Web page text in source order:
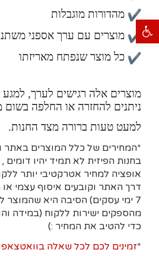
פתח סרגל נגישות
מהדורות מוגבלות
מוצרים עם ערך אספני
כל מוצר שנפתח מאריזתו
מוצרים אלה רגישים לערך, למגע
ניתנים להחזרה או החלפה בשום
למעט טעות ברורה מצד החנות.
*המחירים של כלל המוצרים באתר
בחנות הפיזית לא תמיד יהיו דומים
אופציה למחיר אטרקטיבי יותר
7 ימי עסקים)
הסיבה היא שהמוצר
מהספקים ישירות ללקוח (במידה
כדי להטיב את המחיר :)
*זמינים לכם לכל שאלה בוואטצאפ